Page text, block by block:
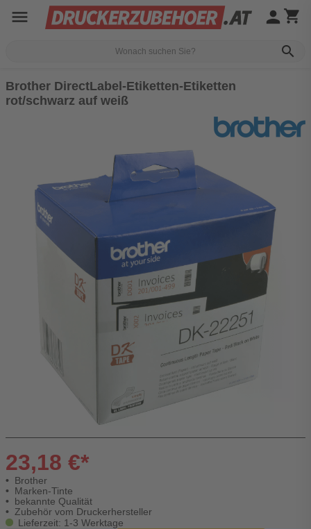
menu
search
person shopping_cart
Brother DirectLabel-Etiketten-Etiketten
rot/schwarz auf weiß
23,18 €*
Brother
Marken-Tinte
bekannte Qualität
Zubehör vom Druckerhersteller
Lieferzeit: 1-3 Werktage